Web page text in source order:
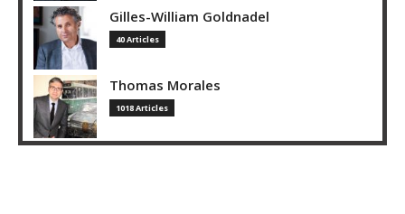
Gilles-William Goldnadel
40 Articles
Thomas Morales
1018 Articles